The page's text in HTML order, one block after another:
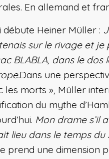
En allemand et
débute Heiner Müller :
sur le rivage et je
BLABLA, dans le dos
Dans une
les morts », Müller
du mythe
Mon drame s’il
lieu dans le temps du
prend une dimension